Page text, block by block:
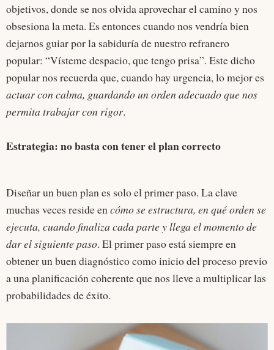
objetivos, donde se nos olvida aprovechar el camino y nos
obsesiona la meta. Es entonces cuando nos vendría bien
dejarnos guiar por la sabiduría de nuestro refranero
popular: “Vísteme despacio, que tengo prisa”. Este dicho
popular nos recuerda que, cuando hay urgencia, lo mejor es
actuar con calma, guardando un orden adecuado que nos
permita trabajar con rigor.
Estrategia: no basta con tener el plan correcto
Diseñar un buen plan es solo el primer paso. La clave
muchas veces reside encómo se estructura, en qué orden se
ejecuta, cuando finaliza cada parte y llega el momento de
dar el siguiente paso. El primer paso está siempre en
obtener un buen diagnóstico como inicio del proceso previo
a una planificación coherente que nos lleve a multiplicar las
probabilidades de éxito.